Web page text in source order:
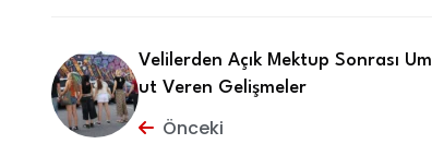
Velilerden Açık Mektup Sonrası Um
ut Veren Gelişmeler
Önceki